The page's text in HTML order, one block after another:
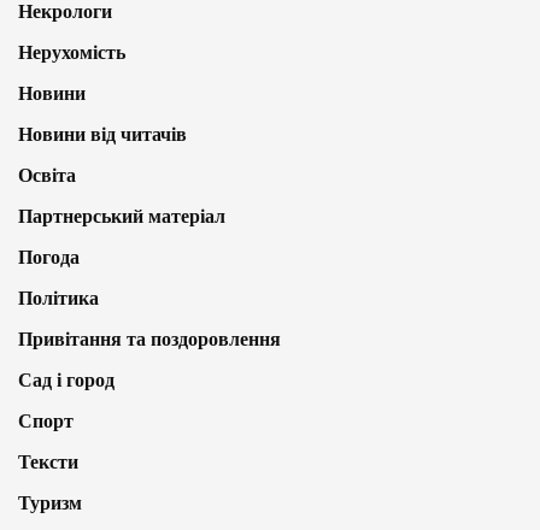
Некрологи
Нерухомість
Новини
Новини від читачів
Освіта
Партнерський матеріал
Погода
Політика
Привітання та поздоровлення
Сад і город
Спорт
Тексти
Туризм